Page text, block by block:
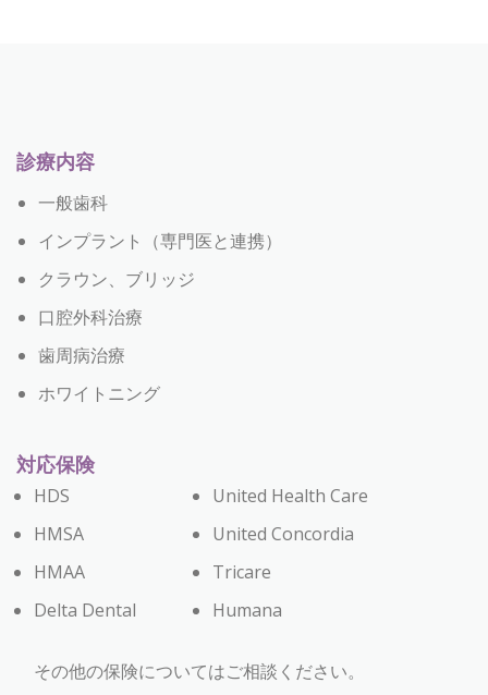
診療内容
一般歯科
インプラント（専門医と連携）
クラウン、ブリッジ
口腔外科治療
歯周病治療
ホワイトニング
対応保険
HDS
HMSA
HMAA
Delta Dental
United Health Care
United Concordia
Tricare
Humana
その他の保険についてはご相談ください。